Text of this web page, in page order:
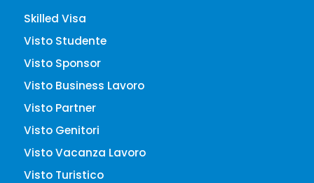
Skilled Visa
Visto Studente
Visto Sponsor
Visto Business Lavoro
Visto Partner
Visto Genitori
Visto Vacanza Lavoro
Visto Turistico